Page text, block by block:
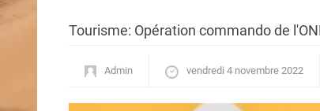
Tourisme: Opération commando de
Admin vendredi 4 novembre 2022